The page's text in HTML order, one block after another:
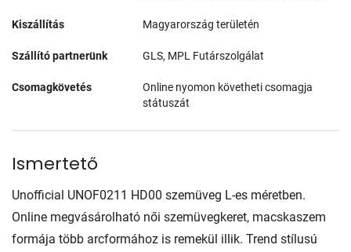
Kiszállítás Magyarország területén
Szállító partnerünk GLS, MPL Futárszolgálat
Csomagkövetés
Online nyomon követheti csomagja
státuszát
Ismertető
Unofficial UNOF0211 HD00 szemüveg L-es méretben.
Online megvásárolható női szemüvegkeret, macskaszem
formája több arcformához is remekül illik. Trend stílusú